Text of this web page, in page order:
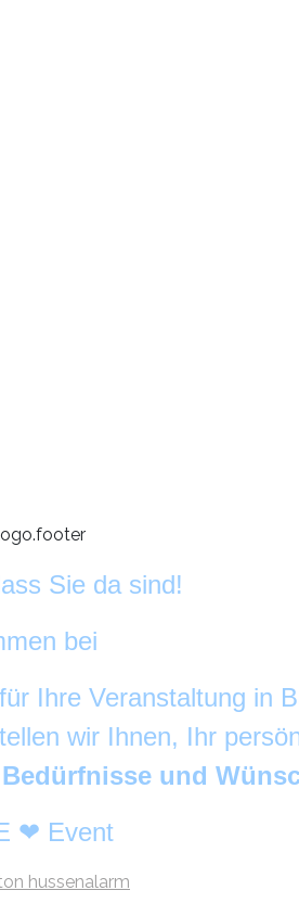
Sie da sind!
bei
für Ihre Veranstaltung in
wir Ihnen, Ihr
und
❤ Event